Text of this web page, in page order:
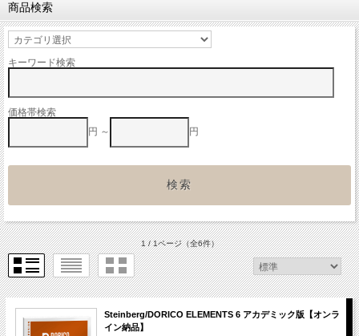
商品検索
キーワード検索
価格帯検索
円 ～
円
1 / 1ページ（全6件）
Steinberg/DORICO ELEMENTS 6 アカデミック版【オンラ
イン納品】